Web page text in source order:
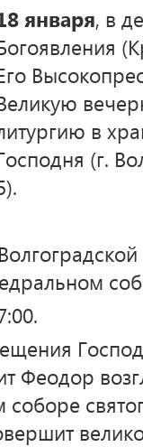
января, в
в
(г.
Феодор